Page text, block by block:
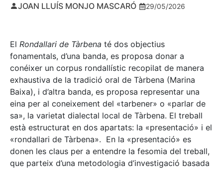
JOAN LLUÍS MONJO MASCARÓ 29/05/2026
El Rondallari de Tàrbena té dos objectius
fonamentals, d’una banda, es proposa donar a
conéixer un corpus rondallístic recopilat de manera
exhaustiva de la tradició oral de Tàrbena (Marina
Baixa), i d’altra banda, es proposa representar una
eina per al coneixement del «tarbener» o «parlar de
sa», la varietat dialectal local de Tàrbena. El treball
està estructurat en dos apartats: la «presentació» i el
«rondallari de Tàrbena». En la «presentació» es
donen les claus per a entendre la fesomia del treball,
que parteix d’una metodologia d’investigació basada